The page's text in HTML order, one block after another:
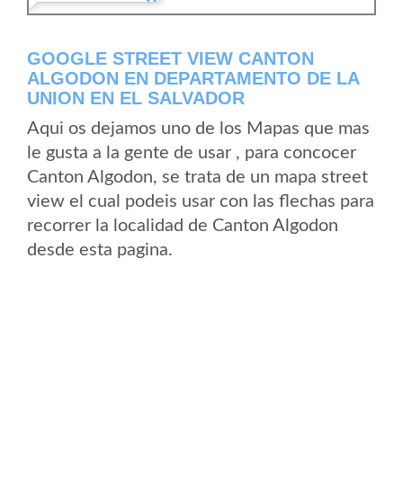
GOOGLE STREET VIEW CANTON
ALGODON EN DEPARTAMENTO DE LA
UNION EN EL SALVADOR
Aqui os dejamos uno de los Mapas que mas
le gusta a la gente de usar , para concocer
Canton Algodon, se trata de un mapa street
view el cual podeis usar con las flechas para
recorrer la localidad de Canton Algodon
desde esta pagina.